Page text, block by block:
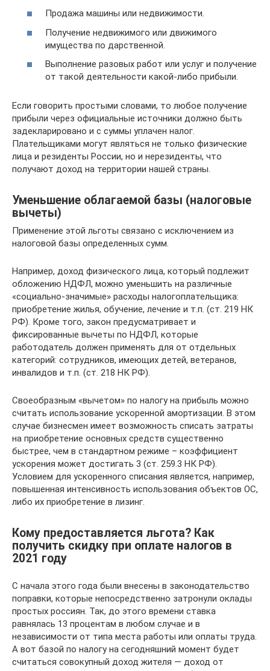
Продажа машины или недвижимости.
Получение недвижимого или движимого
имущества по дарственной.
Выполнение разовых работ или услуг и получение
от такой деятельности какой-либо прибыли.
Если говорить простыми словами, то любое получение
прибыли через официальные источники должно быть
задекларировано и с суммы уплачен налог.
Плательщиками могут являться не только физические
лица и резиденты России, но и нерезиденты, что
получают доход на территории нашей страны.
Уменьшение облагаемой базы (налоговые
вычеты)
Применение этой льготы связано с исключением из
налоговой базы определенных сумм.
Например, доход физического лица, который подлежит
обложению НДФЛ, можно уменьшить на различные
«социально-значимые» расходы налогоплательщика:
приобретение жилья, обучение, лечение и т.п. (ст. 219 НК
РФ). Кроме того, закон предусматривает и
фиксированные вычеты по НДФЛ, которые
работодатель должен применять для от отдельных
категорий: сотрудников, имеющих детей, ветеранов,
инвалидов и т.п. (ст. 218 НК РФ).
Своеобразным «вычетом» по налогу на прибыль можно
считать использование ускоренной амортизации. В этом
случае бизнесмен имеет возможность списать затраты
на приобретение основных средств существенно
быстрее, чем в стандартном режиме – коэффициент
ускорения может достигать 3 (ст. 259.3 НК РФ).
Условием для ускоренного списания является, например,
повышенная интенсивность использования объектов ОС,
либо их приобретение в лизинг.
Кому предоставляется льгота? Как
получить скидку при оплате налогов в
2021 году
С начала этого года были внесены в законодательство
поправки, которые непосредственно затронули оклады
простых россиян. Так, до этого времени ставка
равнялась 13 процентам в любом случае и в
независимости от типа места работы или оплаты труда.
А вот базой по налогу на сегодняшний момент будет
считаться совокупный доход жителя — доход от